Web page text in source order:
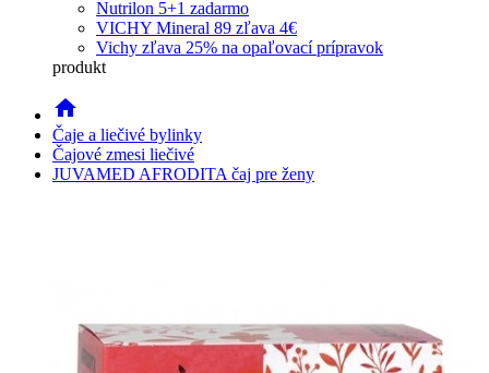
Nutrilon 5+1 zadarmo
VICHY Mineral 89 zľava 4€
Vichy zľava 25% na opaľovací prípravok
produkt
home
Čaje a liečivé bylinky
Čajové zmesi liečivé
JUVAMED AFRODITA čaj pre ženy